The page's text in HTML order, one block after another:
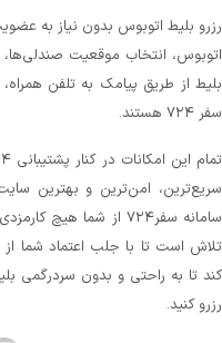
رزرو بلیط اتوبوس بدون نیاز به
اتوبوس، انتخاب موقعیت
بلیط از طریق پیامک به تلفن
سفر ۷۲۴ هستند.
سریع‌ترین، امن‌ترین و بهترین
سامانه سفر۷۲۴ از شما
تلاش است تا با جلب اعتماد شما از
کند تا به راحتی و بدون سردرگمی
رزرو کنید.